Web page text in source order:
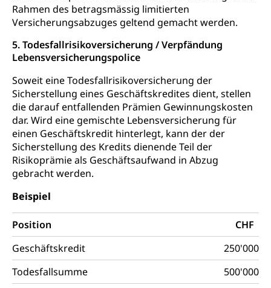
Rahmen des betragsmässig limitierten
Versicherungsabzuges geltend gemacht werden.
5. Todesfallrisikoversicherung / Verpfändung
Lebensversicherungspolice
Soweit eine Todesfallrisikoversicherung der
Sicherstellung eines Geschäftskredites dient, stellen
die darauf entfallenden Prämien Gewinnungskosten
dar. Wird eine gemischte Lebensversicherung für
einen Geschäftskredit hinterlegt, kann der der
Sicherstellung des Kredits dienende Teil der
Risikoprämie als Geschäftsaufwand in Abzug
gebracht werden.
Beispiel
Position
CHF
Geschäftskredit
250'000
Todesfallsumme
500'000
Energie, erneuerbare Energie, Biomasse
Energiefachstellenkonferenz Zentralschweiz
Grundbuch
Grundbucheintrag, Grundbuchamt,
Grundeigentum, Grundstück
Grundbuch
Grundbuchplan mit Eigentümerabfrage
(Geoportal)
Luft und Klima
Luftreinhaltung, Luftverschmutzung, Klimaschutz,
Klimaveränderung, Treibhauseffekt
Atmosphäre, Luft, Klima (Geoportal)
Klima
Raumplanung
Raumplan, Nutzungsplan
Richtplanung Kanton Luzern (ARE)
Raum und Wirtschaft rawi